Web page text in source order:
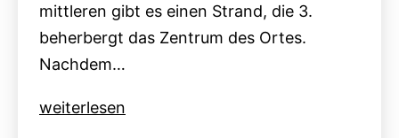
mittleren gibt es einen Strand, die 3.
beherbergt das Zentrum des Ortes.
Nachdem…
Kreta
weiterlesen